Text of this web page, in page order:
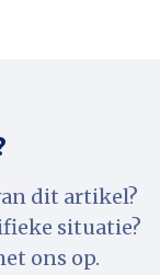
dit artikel?
situatie?
ons op.